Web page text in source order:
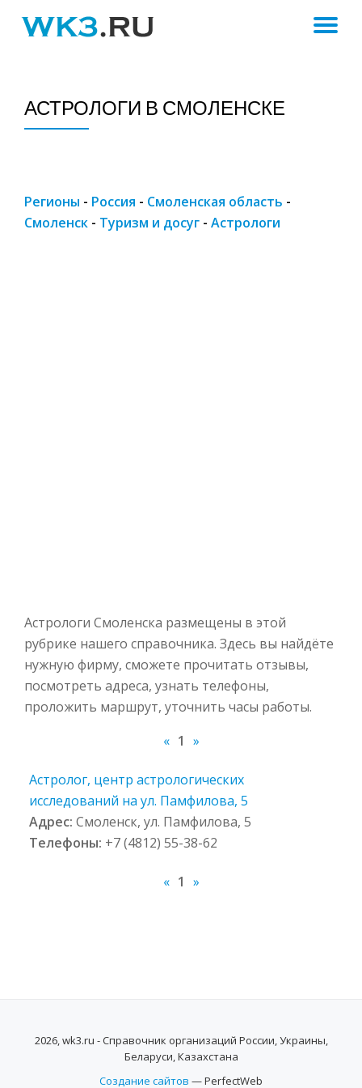
АСТРОЛОГИ В СМОЛЕНСКЕ
Регионы - Россия - Смоленская область -
Смоленск - Туризм и досуг - Астрологи
Астрологи Смоленска размещены в этой
рубрике нашего справочника. Здесь вы найдёте
нужную фирму, сможете прочитать отзывы,
посмотреть адреса, узнать телефоны,
проложить маршрут, уточнить часы работы.
« 1 »
Астролог, центр астрологических
исследований на ул. Памфилова, 5
Адрес:Смоленск, ул. Памфилова, 5
Телефоны: +7 (4812) 55-38-62
« 1 »
2026, wk3.ru - Справочник организаций России, Украины,
Беларуси, Казахстана
Создание сайтов — PerfectWeb